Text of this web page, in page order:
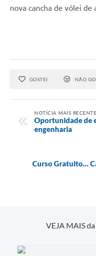
nova cancha de vôlei de
GOSTEI NÃO
NOTÍCIA MAIS RECENTE
Oportunidade de
engenharia
Curso Gratuito...
VEJA MAIS